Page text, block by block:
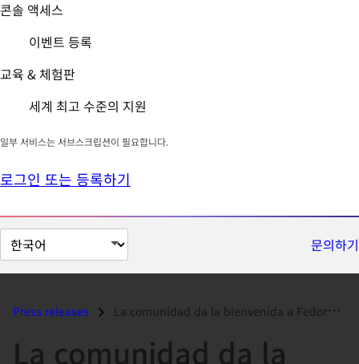
콘솔 액세스
이벤트 등록
교육 & 체험판
세계 최고 수준의 지원
일부 서비스는 서브스크립션이 필요합니다.
로그인 또는 등록하기
페
이
문의하기
Press releases La comunidad da la bienvenida a Fedora 8 registrando altos volúmenes d...
La comunidad da la